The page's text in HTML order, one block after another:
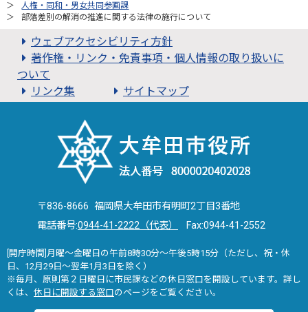
人権・同和・男女共同参画課
部落差別の解消の推進に関する法律の施行について
ウェブアクセシビリティ方針
著作権・リンク・免責事項・個人情報の取り扱いに
ついて
リンク集
サイトマップ
〒836-8666 福岡県大牟田市有明町2丁目3番地
電話番号:0944-41-2222（代表） Fax:0944-41-2552
[開庁時間]月曜～金曜日の午前8時30分～午後5時15分（ただし、祝・休
日、12月29日～翌年1月3日を除く）
※毎月、原則第２日曜日に市民課などの休日窓口を開設しています。詳し
くは、 休日に開設する窓口のページをご覧ください。